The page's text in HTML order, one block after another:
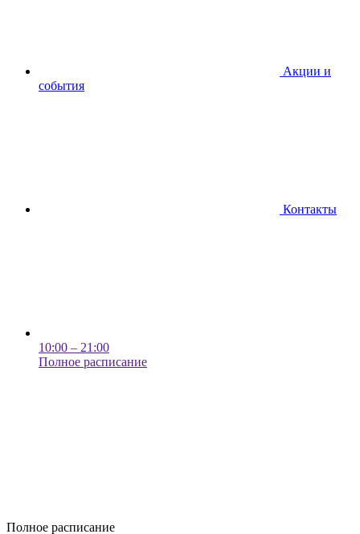
Акции и
события
Контакты
10:00 – 21:00
Полное расписание
Полное расписание